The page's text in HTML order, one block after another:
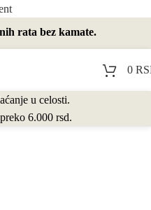
rata bez kamate.
0
u celosti.
6.000 rsd.